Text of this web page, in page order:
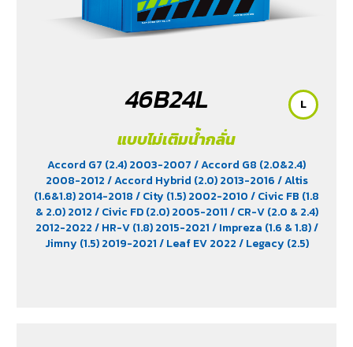
46B24L
แบบไม่เติมน้ำกลั่น
Accord G7 (2.4) 2003-2007/ Accord G8 (2.0&2.4)
2008-2012/ Accord Hybrid (2.0) 2013-2016/ Altis
(1.6&1.8) 2014-2018/ City (1.5) 2002-2010/ Civic FB (1.8
& 2.0) 2012/ Civic FD (2.0) 2005-2011/ CR-V (2.0 & 2.4)
2012-2022/ HR-V (1.8) 2015-2021/ Impreza (1.6 & 1.8)/
Jimny (1.5) 2019-2021/ Leaf EV 2022/ Legacy (2.5)
L